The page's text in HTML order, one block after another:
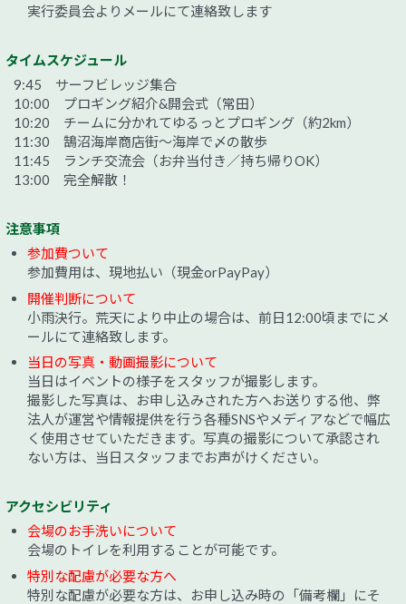
実行委員会よりメールにて連絡致します
タイムスケジュール
9:45 サーフビレッジ集合
10:00 プロギング紹介&開会式（常田）
10:20 チームに分かれてゆるっとプロギング（約2km）
11:30 鵠沼海岸商店街〜海岸で〆の散歩
11:45 ランチ交流会（お弁当付き／持ち帰りOK）
13:00 完全解散！
注意事項
参加費ついて
参加費用は、現地払い（現金orPayPay）
開催判断について
小雨決行。荒天により中止の場合は、前日12:00頃までにメ
ールにて連絡致します。
当日の写真・動画撮影について
当日はイベントの様子をスタッフが撮影します。
撮影した写真は、お申し込みされた方へお送りする他、弊
法人が運営や情報提供を行う各種SNSやメディアなどで幅広
く使用させていただきます。写真の撮影について承認され
ない方は、当日スタッフまでお声がけください。
アクセシビリティ
会場のお手洗いについて
会場のトイレを利用することが可能です。
特別な配慮が必要な方へ
特別な配慮が必要な方は、お申し込み時の「備考欄」にそ